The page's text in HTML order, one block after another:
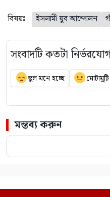
বিষয়ঃ ইসলামী যুব আন্দোলন
সংবাদটি কতটা
ভুল মনে হচ্ছে মোটামুটি
মন্তব্য করুন